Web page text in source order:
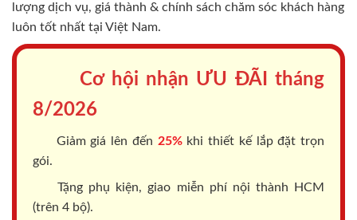
lượng dịch vụ, giá thành & chính sách chăm sóc khách hàng
luôn tốt nhất tại Việt Nam.
Cơ hội nhận ƯU ĐÃI tháng
8/2026
Giảm giá lên đến 25%khi thiết kế lắp đặt trọn
gói.
Tặng phụ kiện, giao miễn phí nội thành HCM
(trên 4 bộ).